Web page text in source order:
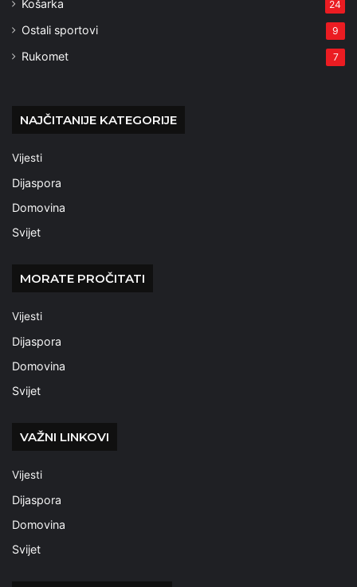
Košarka 24
Ostali sportovi 9
Rukomet 7
NAJČITANIJE KATEGORIJE
Vijesti
Dijaspora
Domovina
Svijet
MORATE PROČITATI
Vijesti
Dijaspora
Domovina
Svijet
VAŽNI LINKOVI
Vijesti
Dijaspora
Domovina
Svijet